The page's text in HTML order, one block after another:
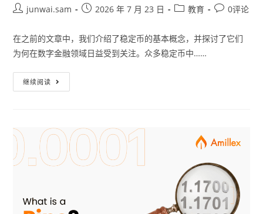
junwai.sam 2026 年 7 月 23 日 教育 0评论
在之前的文章中，我们介绍了稳定币的基本概念，并探讨了它们
为何在数字金融领域日益受到关注。众多稳定币中……
继续阅读